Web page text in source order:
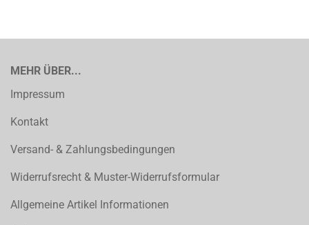
MEHR ÜBER...
Impressum
Kontakt
Versand- & Zahlungsbedingungen
Widerrufsrecht & Muster-Widerrufsformular
Allgemeine Artikel Informationen